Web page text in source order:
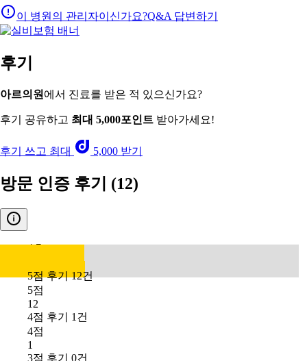
이 병원의 관리자이신가요?Q&A 답변하기
후기
아르의원 에서 진료를 받은 적 있으신가요?
후기 공유하고 최대 5,000포인트 받아가세요!
후기 쓰고 최대 5,000 받기
방문 인증 후기 (12)
4.7
5점 후기 12건
5점
12
4점 후기 1건
4점
1
3점 후기 0건